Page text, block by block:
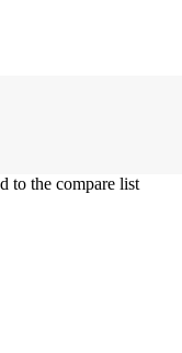
to the compare list